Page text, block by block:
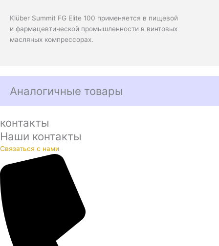
Klüber Summit FG Elite 100 применяется в пищевой
и фармацевтической промышленности в винтовых
масляных компрессорах.
Аналогичные товары
контакты
Наши контакты
Связаться с нами